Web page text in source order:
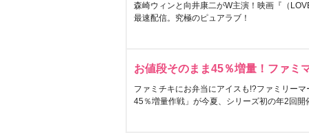
森崎ウィンと向井康二がW主演！映画『（
最速配信。究極のピュアラブ！
お値段そのまま45％増量！ファミ
ファミチキにお弁当にアイスも!?ファミリー
45％増量作戦」が今夏、シリーズ初の年2回開